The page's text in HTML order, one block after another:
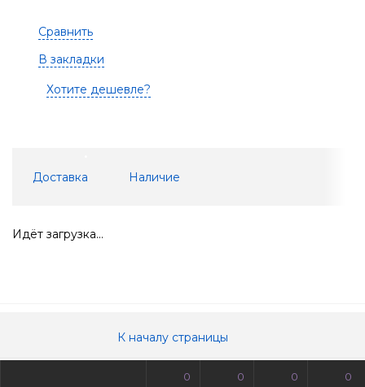
0 0 0 0
Сравнить
В закладки
Хотите дешевле?
Доставка Наличие
Идёт загрузка...
К началу страницы
© Все права защищены. Информация сайта защищена законом об авторских правах.